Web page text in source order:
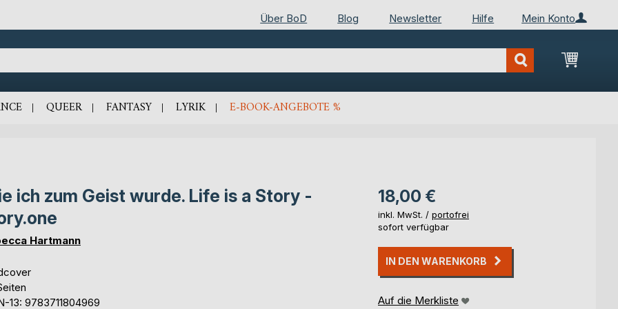
Mein Konto
Über BoD Blog Newsletter Hilfe
Mein
QUEER FANTASY LYRIK E-BOOK-ANGEBOTE %
ich zum Geist wurde. Life is a Story -
Hartmann
13: 9783711804969
18,00 €
inkl. MwSt. / portofrei
sofort verfügbar
IN DEN WARENKORB
Auf die Merkliste